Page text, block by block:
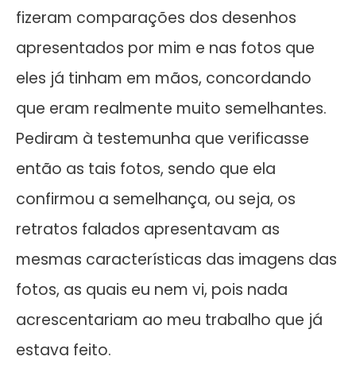
fizeram comparações dos desenhos
apresentados por mim e nas fotos que
eles já tinham em mãos, concordando
que eram realmente muito semelhantes.
Pediram à testemunha que verificasse
então as tais fotos, sendo que ela
confirmou a semelhança, ou seja, os
retratos falados apresentavam as
mesmas características das imagens das
fotos, as quais eu nem vi, pois nada
acrescentariam ao meu trabalho que já
estava feito.